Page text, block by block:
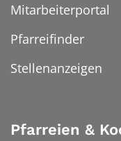
Mitarbeiterportal
Pfarreifinder
Stellenanzeigen
Pfarreien &